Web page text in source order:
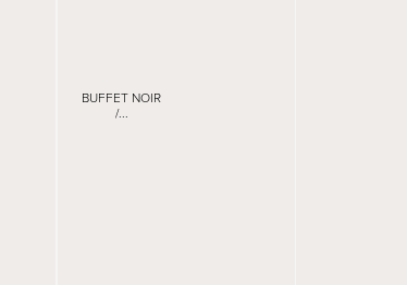
BUFFET NOIR
/...